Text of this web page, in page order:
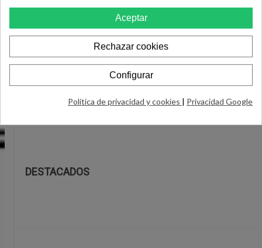
Drones
Patines eléctricos
Bicicletas eléctricas
SERVICIO PREMIUM
EXTENSIONES DE GARANTÍA
TIENDA OUTLET ELECTROSTOCK.ES
DESTACADOS
Aceptar
Rechazar cookies
Configurar
Política de privacidad y cookies | Privacidad Google